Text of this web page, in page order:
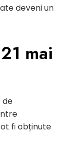
deveni un
mai
de
fi obținute